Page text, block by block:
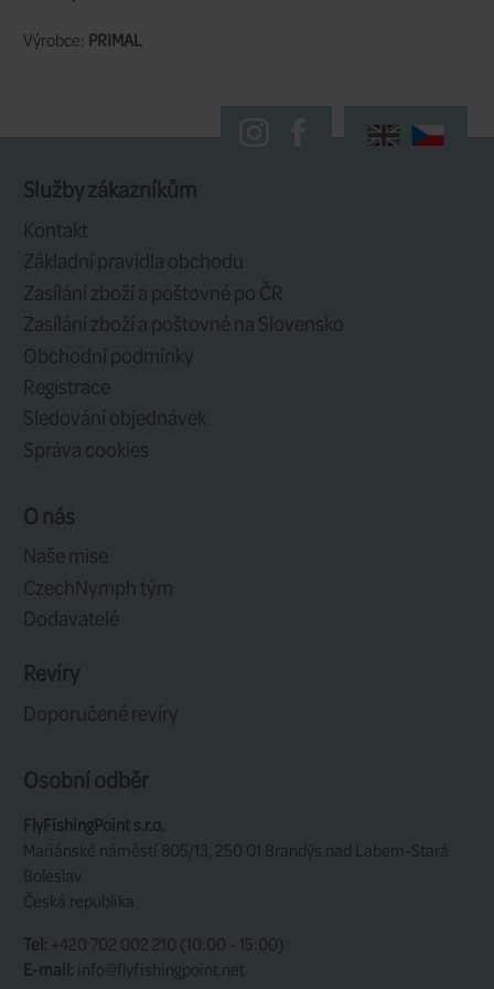
snadno snadno nahazovat
navíc jsou ve
cena/výkon.
Vše, co potřebujete, abyste mohli
lipany a další druhy ryb ve vašich
jezerech, najdete právě u těchto prutů!
Vlastnosti:
Ultra vysoce modulovaný blank
Nízká hmotnost jedno-nožičkových
UHC - Ultra lehké spirálové jádro
Pevný tubus potažený kordurou s
Látkový obal na prut
4 dílné provedení